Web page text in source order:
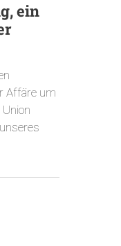
ein
Affäre um